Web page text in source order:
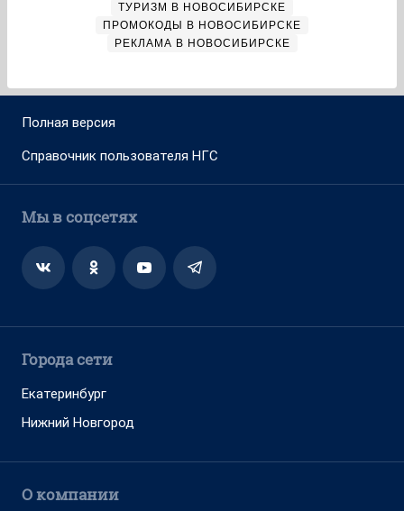
ТУРИЗМ В НОВОСИБИРСКЕ
ПРОМОКОДЫ В НОВОСИБИРСКЕ
РЕКЛАМА В НОВОСИБИРСКЕ
Полная версия
Справочник пользователя НГС
Мы в соцсетях
Города сети
Екатеринбург
Нижний Новгород
О компании